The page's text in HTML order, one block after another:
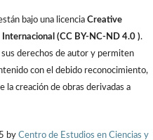
bajo una licencia Creative
(CC BY-NC-ND 4.0 ).
derechos de autor y permiten
con el debido reconocimiento,
la creación de obras derivadas a
by Centro de Estudios en Ciencias y